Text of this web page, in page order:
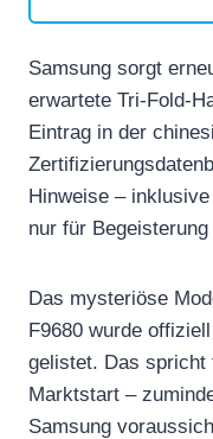
Samsung sorgt
erwartete Tri-Fold-
Eintrag in der
Hinweise –
nur für
Das mysteriöse
F9680 wurde
gelistet. Das spricht
Marktstart –
Samsung